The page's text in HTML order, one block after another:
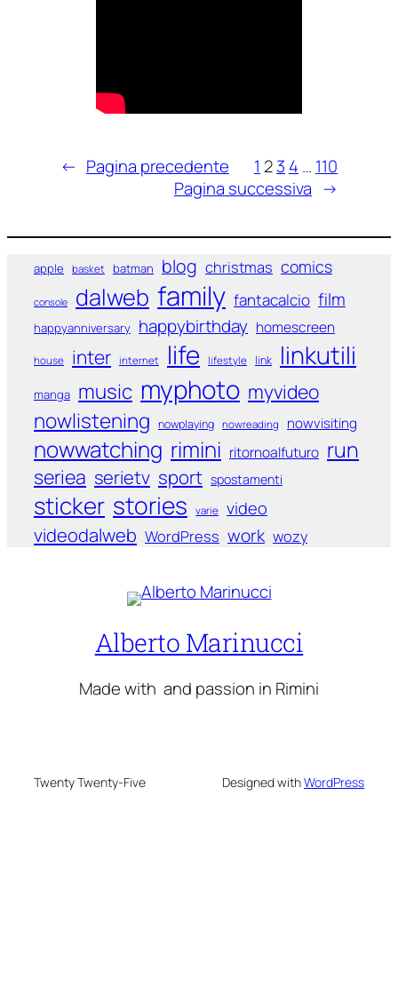
← Pagina precedente 1 23 4 … 110
Pagina successiva →
apple basket batman blog christmas comics
console dalweb family fantacalcio film
happyanniversary happybirthday homescreen
house inter internet life lifestyle link linkutili
manga music myphoto myvideo
nowlistening nowplaying nowreading nowvisiting
nowwatching rimini ritornoalfuturo run
seriea serietv sport spostamenti
sticker stories varie video
videodalweb WordPress work wozy
Alberto Marinucci
Made with and passion in Rimini
Twenty Twenty-Five Designed withWordPress